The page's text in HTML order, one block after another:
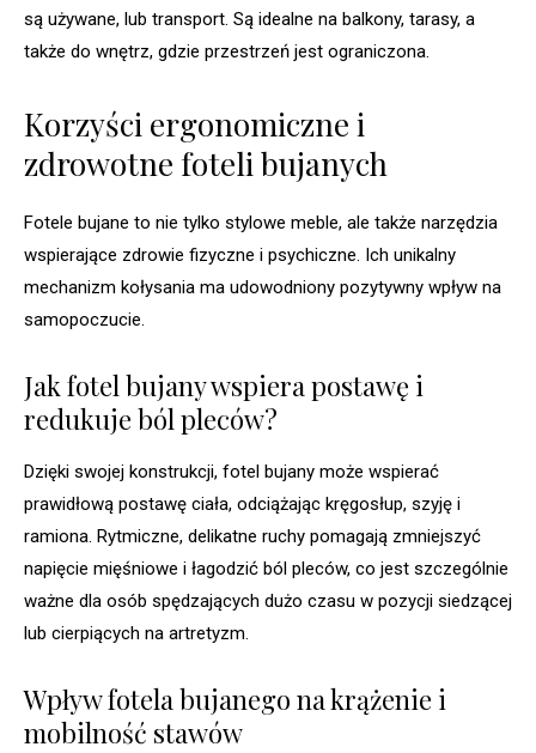
są używane, lub transport. Są idealne na balkony, tarasy, a
także do wnętrz, gdzie przestrzeń jest ograniczona.
Korzyści ergonomiczne i
zdrowotne foteli bujanych
Fotele bujane to nie tylko stylowe meble, ale także narzędzia
wspierające zdrowie fizyczne i psychiczne. Ich unikalny
mechanizm kołysania ma udowodniony pozytywny wpływ na
samopoczucie.
Jak fotel bujany wspiera postawę i
redukuje ból pleców?
Dzięki swojej konstrukcji, fotel bujany może wspierać
prawidłową postawę ciała, odciążając kręgosłup, szyję i
ramiona. Rytmiczne, delikatne ruchy pomagają zmniejszyć
napięcie mięśniowe i łagodzić ból pleców, co jest szczególnie
ważne dla osób spędzających dużo czasu w pozycji siedzącej
lub cierpiących na artretyzm.
Wpływ fotela bujanego na krążenie i
mobilność stawów